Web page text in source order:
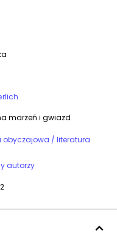
marzeń i gwiazd
obyczajowa / literatura
autorzy